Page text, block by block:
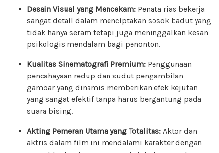
Desain Visual yang Mencekam: Penata rias bekerja
sangat detail dalam menciptakan sosok badut yang
tidak hanya seram tetapi juga meninggalkan kesan
psikologis mendalam bagi penonton.
Kualitas Sinematografi Premium: Penggunaan
pencahayaan redup dan sudut pengambilan
gambar yang dinamis memberikan efek kejutan
yang sangat efektif tanpa harus bergantung pada
suara bising.
Akting Pemeran Utama yang Totalitas: Aktor dan
aktris dalam film ini mendalami karakter dengan